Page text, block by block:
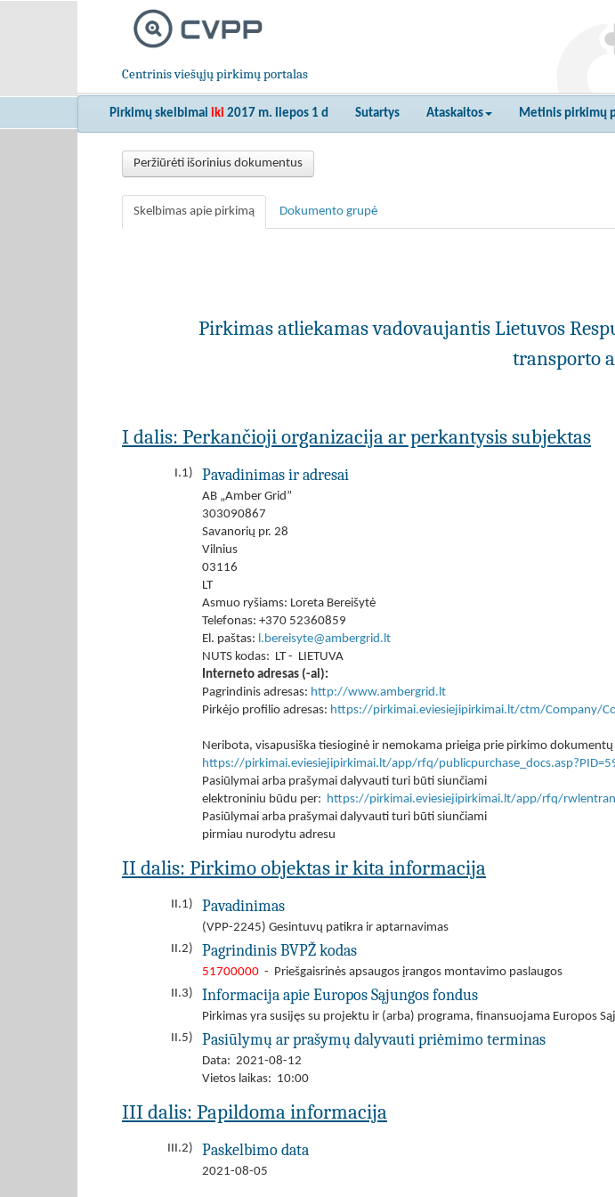
Centrinis viešųjų pirkimų portalas
Pirkimų skelbimai iki 2017 m. liepos 1 d Sutartys Ataskaitos Metinis pirkimų
Peržiūrėti išorinius dokumentus
Skelbimas apie pirkimą Dokumento grupė
Pirkimas atliekamas vadovaujantis Lietuvos
transporto
I dalis: Perkančioji organizacija ar perkantysis subjektas
I.1) Pavadinimas ir adresai
AB „Amber Grid”
303090867
Savanorių pr. 28
Vilnius
03116
LT
Asmuo ryšiams: Loreta Bereišytė
Telefonas: +370 52360859
El. paštas: l.bereisyte@ambergrid.lt
NUTS kodas: LT - LIETUVA
Interneto adresas (-ai):
Pagrindinis adresas: http://www.ambergrid.lt
Pirkėjo profilio adresas: https://pirkimai.eviesiejipirkimai.lt/ctm/Company/
Neribota, visapusiška tiesioginė ir nemokama prieiga prie pirkimo
https://pirkimai.eviesiejipirkimai.lt/app/rfq/
Pasiūlymai arba prašymai dalyvauti turi būti siunčiami
elektroniniu būdu per: https://pirkimai.eviesiejipirkimai.lt/app/rfq/
Pasiūlymai arba prašymai dalyvauti turi būti siunčiami
pirmiau nurodytu adresu
II dalis: Pirkimo objektas ir kita informacija
II.1) Pavadinimas
(VPP-2245) Gesintuvų patikra ir aptarnavimas
II.2)
Pagrindinis BVPŽ kodas
51700000 - Priešgaisrinės apsaugos įrangos montavimo paslaugos
II.3)
Informacija apie Europos Sąjungos fondus
Pirkimas yra susijęs su projektu ir (arba) programa, finansuojama Europos
II.5)
Pasiūlymų ar prašymų dalyvauti priėmimo terminas
Data: 2021-08-12
Vietos laikas: 10:00
III dalis: Papildoma informacija
III.2) Paskelbimo data
2021-08-05